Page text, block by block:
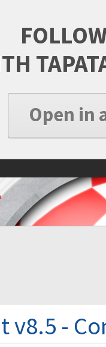
Open in
v8.5 -